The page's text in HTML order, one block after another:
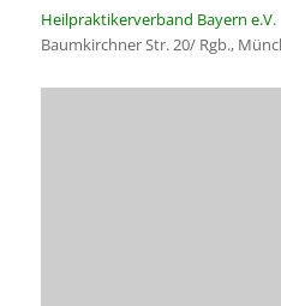
Heilpraktikerverband Bayern e.V.
Baumkirchner Str. 20/ Rgb.,